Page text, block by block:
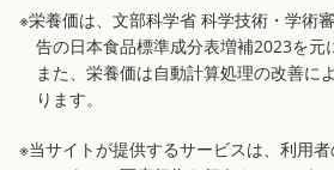
※栄養価は、文部科学省 科学技術・学術
告の日本食品標準成分表増補2023を元
また、栄養価は自動計算処理の改善に
ります。
※当サイトが提供するサービスは、利用